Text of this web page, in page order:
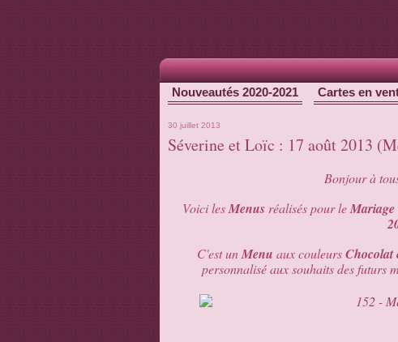
Nouveautés 2020-2021 Cartes en
30 juillet 2013
Séverine et Loïc : 17 août 2013
Bonjour à
Voici lesMenusréalisés pour leMariage
C'est unMenu aux couleursChocolat
personnalisé aux souhaits des futurs